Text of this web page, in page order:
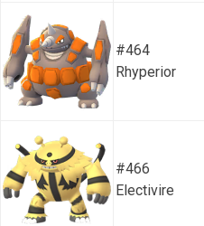
#464
Rhyperior
#466
Electivire